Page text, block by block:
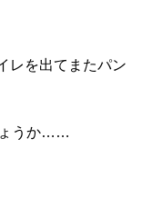
レを出てまたパン
ょうか……